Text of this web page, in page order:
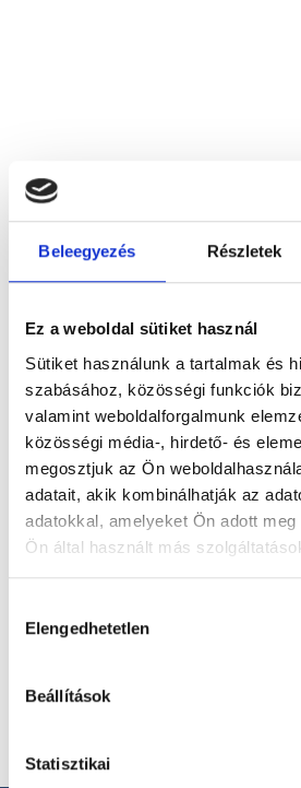
Beleegyezés Részletek
Ez a weboldal sütiket használ
Sütiket használunk a tartalmak és
szabásához, közösségi funkciók
valamint weboldalforgalmunk
közösségi média-, hirdető- és
megosztjuk az Ön
adatait, akik kombinálhatják az
adatokkal, amelyeket Ön adott
Ön által használt más
szabályzat:https://
kiválasztása
Elengedhetetlen
Beállítások
Statisztikai
Biofraktál Gyógycentrum
Balassagyarmat, Rákóczi Fejedelem
Válassz szakterületet